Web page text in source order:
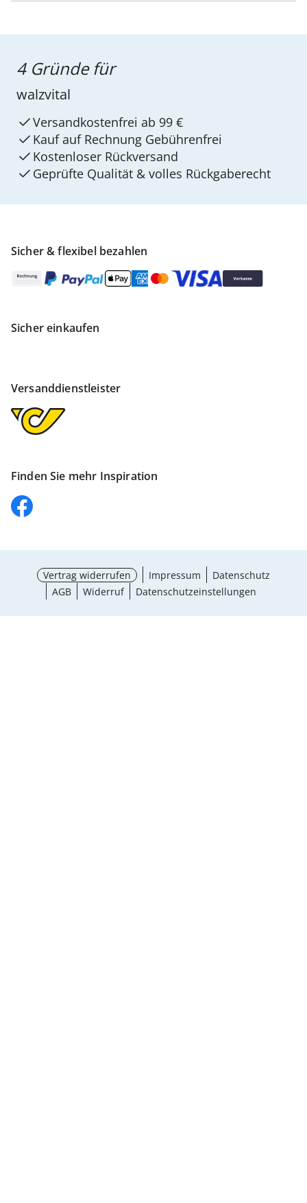
Sicher & flexibel bezahlen
Sicher einkaufen
Versanddienstleister
Finden Sie mehr Inspiration
4 Gründe für
walzvital
Versandkostenfrei ab 99 €
Kauf auf Rechnung Gebührenfrei
Kostenloser Rückversand
Geprüfte Qualität & volles Rückgaberecht
Vertrag widerrufen Impressum
Datenschutz
AGB
Widerruf Datenschutzeinstellungen